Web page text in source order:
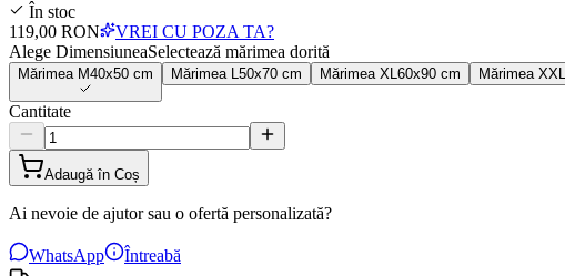
În stoc
119,00 RON
VREI CU POZA TA?
Alege DimensiuneaSelectează mărimea dorită
Mărimea M40x50 cm Mărimea 50x70 cm Mărimea XL 60x90 cm Mărimea XXL
Cantitate
Adaugă în Coș
Ai nevoie de ajutor sau o ofertă personalizată?
WhatsApp Întreabă